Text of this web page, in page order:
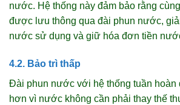
nước. Hệ thống này đảm bảo rằng
được lưu thông qua đài phun nước,
nước sử dụng và giữ hóa đơn tiền
4.2. Bảo trì thấp
Đài phun nước với hệ thống tuần hoàn
hơn vì nước không cần phải thay thế